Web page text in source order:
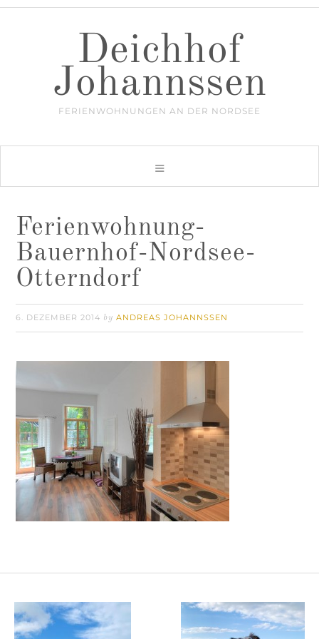
Deichhof
Johannssen
FERIENWOHNUNGEN AN DER NORDSEE
Ferienwohnung-
Bauernhof-Nordsee-
Otterndorf
6. DEZEMBER 2014 byANDREAS JOHANNSSEN